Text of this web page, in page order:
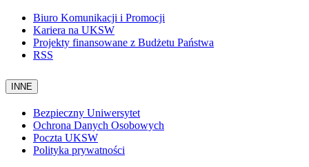
Biuro Komunikacji i Promocji
Kariera na UKSW
Projekty finansowane z Budżetu Państwa
RSS
INNE
Bezpieczny Uniwersytet
Ochrona Danych Osobowych
Poczta UKSW
Polityka prywatności